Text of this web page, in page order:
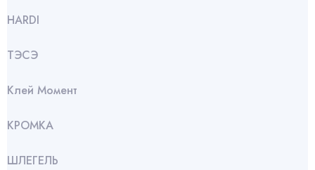
HARDI
ТЭСЭ
Клей Момент
КРОМКА
ШЛЕГЕЛЬ